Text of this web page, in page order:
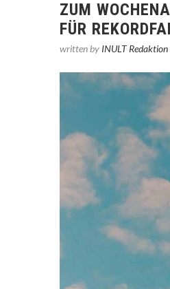
ZUM
FÜR
written by INULT Redaktion